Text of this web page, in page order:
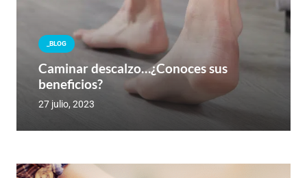
_BLOG
Caminar descalzo…¿Conoces sus
beneficios?
27 julio, 2023